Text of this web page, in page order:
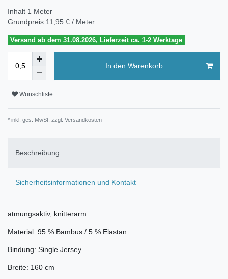
Inhalt 1 Meter
Grundpreis 11,95 € / Meter
Versand ab dem 31.08.2026, Lieferzeit ca. 1-2 Werktage
In den Warenkorb
Wunschliste
* inkl. ges. MwSt. zzgl. Versandkosten
Beschreibung
Sicherheitsinformationen und Kontakt
atmungsaktiv, knitterarm
Material: 95 % Bambus / 5 % Elastan
Bindung: Single Jersey
Breite: 160 cm